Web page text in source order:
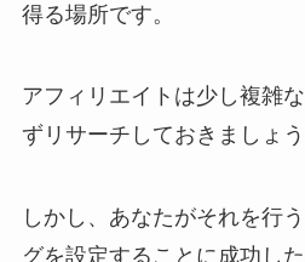
得る場所です。
アフィリエイトは少し複雑
ずリサーチしておきましょう
しかし、あなたがそれを行
グを設定することに成功し